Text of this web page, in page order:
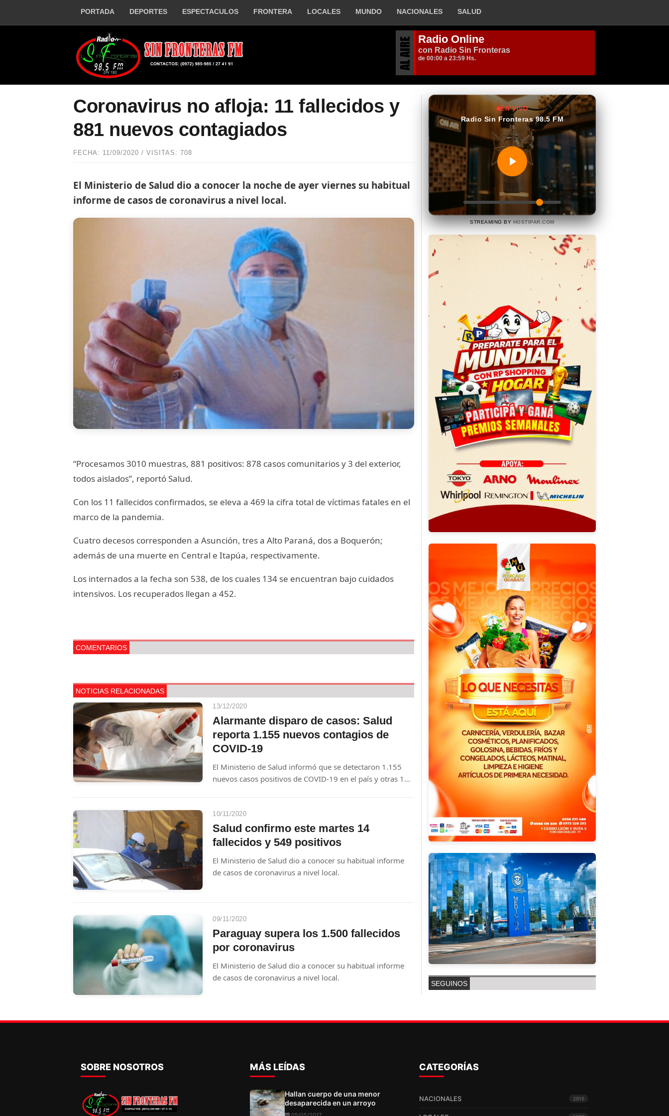
PORTADA DEPORTES ESPECTACULOS FRONTERA LOCALES MUNDO NACIONALES SALUD
Coronavirus no afloja: 11 fallecidos y
881 nuevos contagiados
FECHA: 11/09/2020 / VISITAS: 708
El Ministerio de Salud dio a conocer la noche de ayer viernes su habitual
informe de casos de coronavirus a nivel local.
“Procesamos 3010 muestras, 881 positivos: 878 casos comunitarios y 3 del exterior,
todos aislados”, reportó Salud.
Con los 11 fallecidos confirmados, se eleva a 469 la cifra total de víctimas fatales en el
marco de la pandemia.
Cuatro decesos corresponden a Asunción, tres a Alto Paraná, dos a Boquerón;
además de una muerte en Central e Itapúa, respectivamente.
Los internados a la fecha son 538, de los cuales 134 se encuentran bajo cuidados
intensivos. Los recuperados llegan a 452.
COMENTARIOS
NOTICIAS RELACIONADAS
13/12/2020
Alarmante disparo de casos: Salud
reporta 1.155 nuevos contagios de
COVID-19
El Ministerio de Salud informó que se detectaron 1.155
nuevos casos positivos de COVID-19 en el país y otras 13
10/11/2020
Salud confirmo este martes 14
fallecidos y 549 positivos
El Ministerio de Salud dio a conocer su habitual informe
de casos de coronavirus a nivel local.
09/11/2020
Paraguay supera los 1.500 fallecidos
por coronavirus
El Ministerio de Salud dio a conocer su habitual informe
de casos de coronavirus a nivel local.
EN VIVO
Radio Sin Fronteras 98.5 FM
STREAMING BY HOSTIPAR.COM
SEGUINOS
SOBRE NOSOTROS MÁS LEÍDAS
Hallan cuerpo de una menor
desaparecida en un arroyo
CATEGORÍAS
NACIONALES 2919